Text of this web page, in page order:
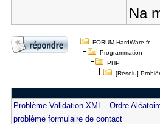
Na
FORUM HardWare.fr
Programmation
PHP
[Résolu]
Problème Validation XML - Ordre
problème formulaire de contact